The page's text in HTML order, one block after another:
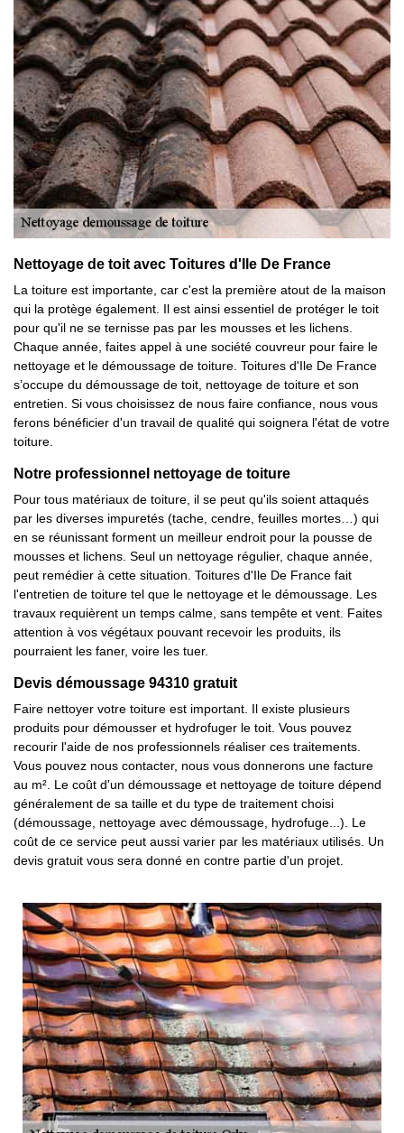
Nettoyage de toit avec Toitures d'Ile De France
La toiture est importante, car c'est la première atout de la maison
qui la protège également. Il est ainsi essentiel de protéger le toit
pour qu'il ne se ternisse pas par les mousses et les lichens.
Chaque année, faites appel à une société couvreur pour faire le
nettoyage et le démoussage de toiture. Toitures d'Ile De France
s’occupe du démoussage de toit, nettoyage de toiture et son
entretien. Si vous choisissez de nous faire confiance, nous vous
ferons bénéficier d'un travail de qualité qui soignera l'état de votre
toiture.
Notre professionnel nettoyage de toiture
Pour tous matériaux de toiture, il se peut qu'ils soient attaqués
par les diverses impuretés (tache, cendre, feuilles mortes…) qui
en se réunissant forment un meilleur endroit pour la pousse de
mousses et lichens. Seul un nettoyage régulier, chaque année,
peut remédier à cette situation. Toitures d'Ile De France fait
l'entretien de toiture tel que le nettoyage et le démoussage. Les
travaux requièrent un temps calme, sans tempête et vent. Faites
attention à vos végétaux pouvant recevoir les produits, ils
pourraient les faner, voire les tuer.
Devis démoussage 94310 gratuit
Faire nettoyer votre toiture est important. Il existe plusieurs
produits pour démousser et hydrofuger le toit. Vous pouvez
recourir l'aide de nos professionnels réaliser ces traitements.
Vous pouvez nous contacter, nous vous donnerons une facture
au m². Le coût d'un démoussage et nettoyage de toiture dépend
généralement de sa taille et du type de traitement choisi
(démoussage, nettoyage avec démoussage, hydrofuge...). Le
coût de ce service peut aussi varier par les matériaux utilisés. Un
devis gratuit vous sera donné en contre partie d'un projet.